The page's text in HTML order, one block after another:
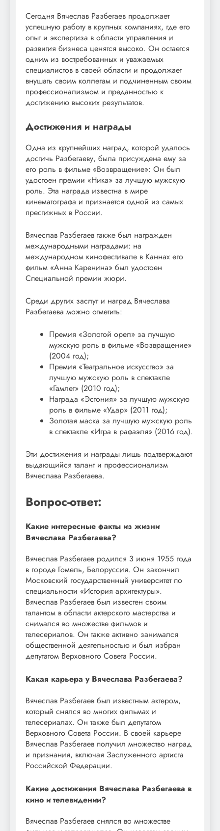
Сегодня Вячеслав Разбегаев продолжает
успешную работу в крупных компаниях, где его
опыт и экспертиза в области управления и
развития бизнеса ценятся высоко. Он остается
одним из востребованных и уважаемых
специалистов в своей области и продолжает
внушать своим коллегам и подчиненным своим
профессионализмом и преданностью к
достижению высоких результатов.
Достижения и награды
Одна из крупнейших наград, которой удалось
достичь Разбегаеву, была присуждена ему за
его роль в фильме «Возвращение»: Он был
удостоен премии «Ника» за лучшую мужскую
роль. Эта награда известна в мире
кинематографа и признается одной из самых
престижных в России.
Вячеслав Разбегаев также был награжден
международными наградами: на
международном кинофестивале в Каннах его
фильм «Анна Каренина» был удостоен
Специальной премии жюри.
Среди других заслуг и наград Вячеслава
Разбегаева можно отметить:
Премия «Золотой орел» за лучшую
мужскую роль в фильме «Возвращение»
(2004 год);
Премия «Театральное искусство» за
лучшую мужскую роль в спектакле
«Гамлет» (2010 год);
Награда «Эстония» за лучшую мужскую
роль в фильме «Удар» (2011 год);
Золотая маска за лучшую мужскую роль
в спектакле «Игра в рафаэля» (2016 год).
Эти достижения и награды лишь подтверждают
выдающийся талант и профессионализм
Вячеслава Разбегаева.
Вопрос-ответ:
Какие интересные факты из жизни
Вячеслава Разбегаева?
Вячеслав Разбегаев родился 3 июня 1955 года
в городе Гомель, Белоруссия. Он закончил
Московский государственный университет по
специальности «История архитектуры».
Вячеслав Разбегаев был известен своим
талантом в области актерского мастерства и
снимался во множестве фильмов и
телесериалов. Он также активно занимался
общественной деятельностью и был избран
депутатом Верховного Совета России.
Какая карьера у Вячеслава Разбегаева?
Вячеслав Разбегаев был известным актером,
который снялся во многих фильмах и
телесериалах. Он также был депутатом
Верховного Совета России. В своей карьере
Вячеслав Разбегаев получил множество наград
и признания, включая Заслуженного артиста
Российской Федерации.
Какие достижения Вячеслава Разбегаева в
кино и телевидении?
Вячеслав Разбегаев снялся во множестве